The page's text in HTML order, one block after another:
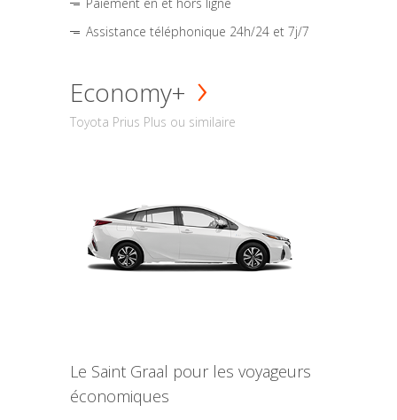
Assistance téléphonique 24h/24 et 7j/7
Economy+
Toyota Prius Plus ou similaire
Le Saint Graal pour les voyageurs
économiques